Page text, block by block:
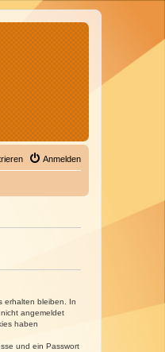
Anmelden
erhalten bleiben. In
angemeldet
haben
und ein Passwort